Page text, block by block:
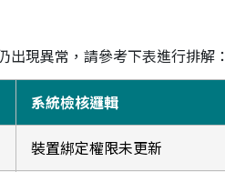
現異常，請參考下表進行排解：
系統檢核邏輯
裝置綁定權限未更新